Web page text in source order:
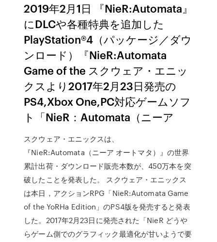
2019年2月1日 『NieR:Automata』
にDLCや各種特典を追加した
PlayStation®4（パッケージ／ダウ
ンロード）『NieR:Automata
Game of the スクウェア・エニッ
クスより2017年2月23日発売の
PS4,Xbox One,PC対応ゲームソフ
ト「NieR：Automata（ニーア
スクウェア・エニックスは、
『NieR:Automata（ニーア オートマタ）』の世界
累計出荷・ダウンロード販売本数が、450万本を突
破したことを発表した。 スクウェア・エニックス
は本日，アクションRPG「NieR:Automata Game
of the YoRHa Edition」のPS4版を発売すると発表
した。2017年2月23日に発売された「NieR どうや
らゲーム側でのグラフィック最適化が甘いようで要